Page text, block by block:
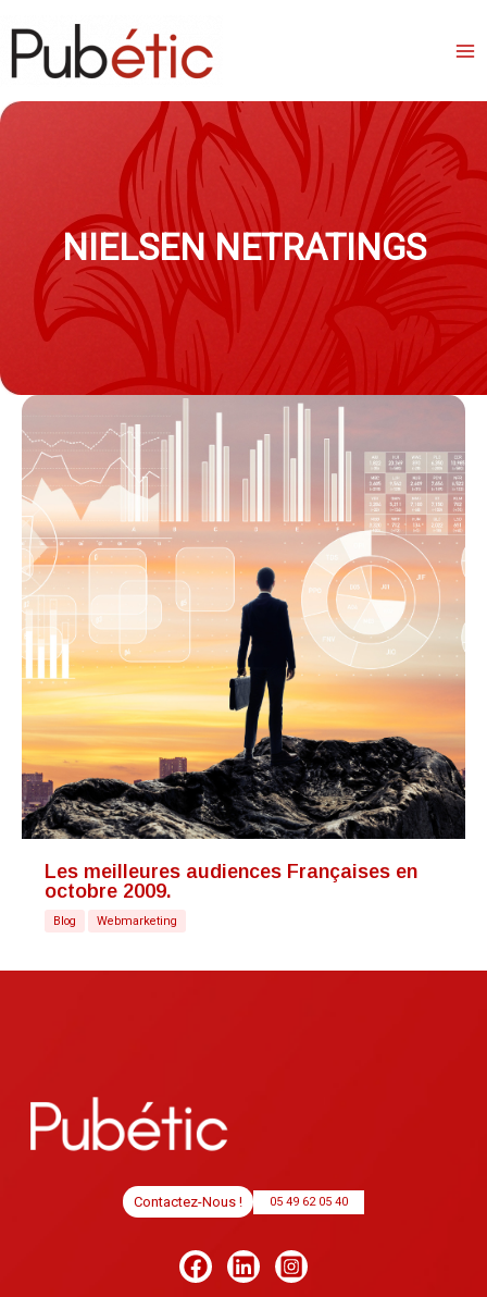
au
contenu
NIELSEN NETRATINGS
Les meilleures audiences Françaises en
octobre 2009.
Blog Webmarketing
Contactez-Nous ! 05 49 62 05 40